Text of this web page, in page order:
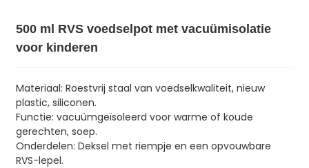
500 ml RVS voedselpot met vacuümisolatie
voor kinderen
Materiaal: Roestvrij staal van voedselkwaliteit, nieuw
plastic, siliconen.
Functie: vacuümgeïsoleerd voor warme of koude
gerechten, soep.
Onderdelen: Deksel met riempje en een opvouwbare
RVS-lepel.